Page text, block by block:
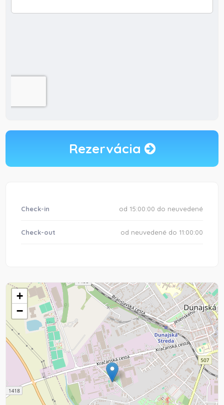
Rezervácia
Check-in od 15:00:00 do neuvedené
Check-out od neuvedené do 11:00:00
+
−